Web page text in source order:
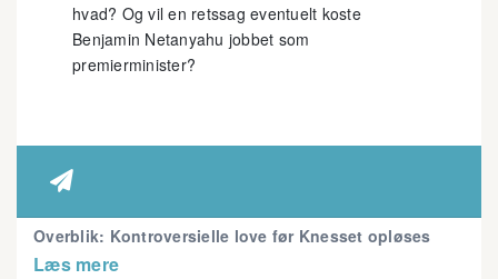
hvad? Og vil en retssag eventuelt koste
Benjamin Netanyahu jobbet som
premierminister?

Overblik: Kontroversielle love før Knesset opløses
Læs mere